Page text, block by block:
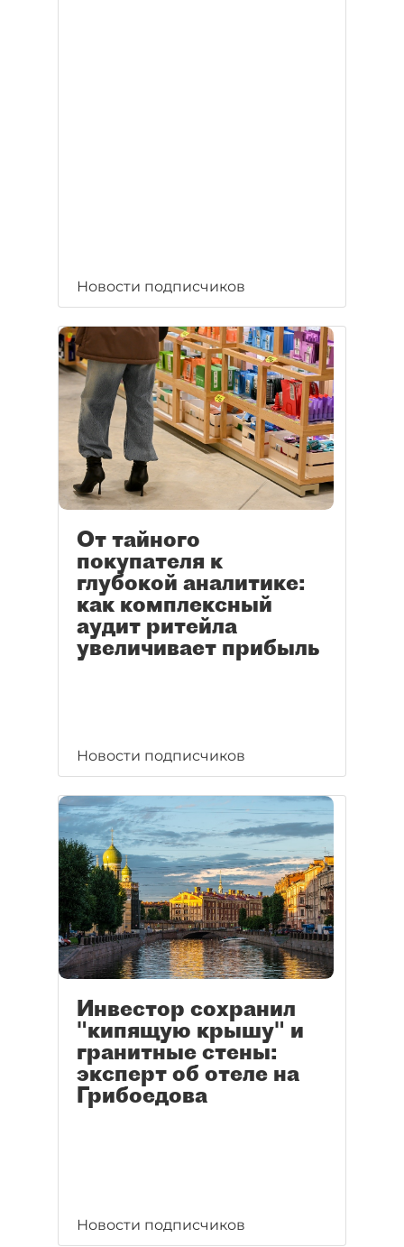
Новости подписчиков
От тайного
покупателя к
глубокой аналитике:
как комплексный
аудит ритейла
увеличивает прибыль
Новости подписчиков
Инвестор сохранил
"кипящую крышу" и
гранитные стены:
эксперт об отеле на
Грибоедова
Новости подписчиков